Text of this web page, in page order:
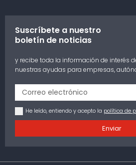
Suscríbete a nuestro
boletín de noticias
y recibe toda la información de interés
nuestras ayudas para empresas,
He leído, entiendo y acepto la política de
Enviar